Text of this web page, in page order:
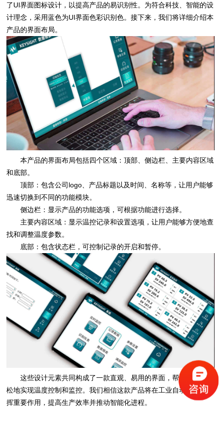
了UI界面图标设计，以提高产品的易识别性。为符合科技、智能的设
计理念，采用蓝色为UI界面色彩识别色。接下来，我们将详细介绍本
产品的界面布局。
本产品的界面布局包括四个区域：顶部、侧边栏、主要内容区域
和底部。
顶部：包含公司logo、产品标题以及时间、名称等，让用户能够
迅速切换到不同的功能模块。
侧边栏：显示产品的功能选项，可根据功能进行选择。
主要内容区域：显示温控记录和设置选项，让用户能够方便地查
找和调整温度参数。
底部：包含状态栏，可控制记录的开启和暂停。
这些设计元素共同构成了一款直观、易用的界面，帮助用户更轻
松地实现温度控制和监控。我们相信这款产品将在工业自动化领域发
挥重要作用，提高生产效率并推动智能化进程。